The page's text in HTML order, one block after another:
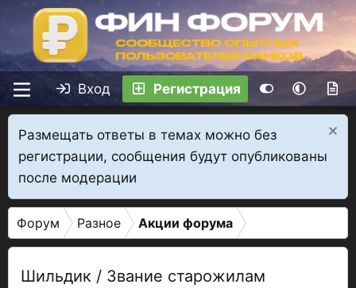
Вход Регистрация
Размещать ответы в темах можно без
регистрации, сообщения будут опубликованы
после модерации
Форум Разное Акции форума
Шильдик / Звание старожилам